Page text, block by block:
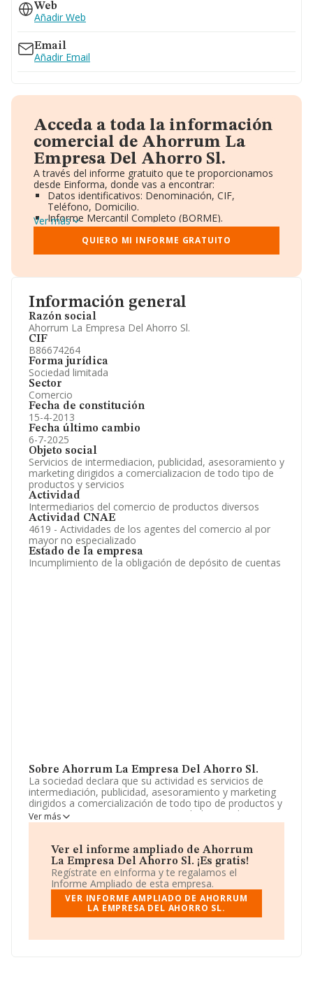
Información general
Razón social
Ahorrum La Empresa Del Ahorro Sl.
CIF
B86674264
Forma jurídica
Sociedad limitada
Sector
Comercio
Fecha de constitución
15-4-2013
Fecha último cambio
6-7-2025
Objeto social
Servicios de intermediacion, publicidad, asesoramiento y
marketing dirigidos a comercializacion de todo tipo de
productos y servicios
Actividad
Intermediarios del comercio de productos diversos
Actividad CNAE
4619 - Actividades de los agentes del comercio al por
mayor no especializado
Estado de la empresa
Incumplimiento de la obligación de depósito de cuentas
Sobre Ahorrum La Empresa Del Ahorro Sl.
La sociedad declara que su actividad es servicios de
intermediación, publicidad, asesoramiento y marketing
dirigidos a comercialización de todo tipo de productos y
servicios. La empresa es una Sociedad Limitada. Su
actividad CNAE es 'Intermediarios del comercio de
tiene actividad en mercados exteriores.
Para llamar las oficinas se puede hacer a través del
número 902095881.
La sociedad españolaAhorrum La Empresa del
Ahorro S.L, NIF B86674264, tiene su domicilio social
Madrid, Madrid.
Ver más
Ver el informe ampliado de Ahorrum
La Empresa Del Ahorro Sl. ¡Es gratis!
Regístrate en eInforma y te regalamos el
Informe Ampliado de esta empresa.
VER INFORME AMPLIADO DE AHORRUM
LA EMPRESA DEL AHORRO SL.
Web
Añadir Web
Email
Añadir Email
Acceda a toda la información
comercial de Ahorrum La
Empresa Del Ahorro Sl.
A través del informe gratuito que te proporcionamos
desde Einforma, donde vas a encontrar:
Datos identificativos: Denominación, CIF,
Teléfono, Domicilio.
Informe Mercantil Completo (BORME).
Gráficos de Evolución Ventas y Empleados.
Consejo de Administración y Administradores.
Directivos y Ejecutivos.
Información oficial y registral complementaria.
Ver más
QUIERO MI INFORME GRATUITO